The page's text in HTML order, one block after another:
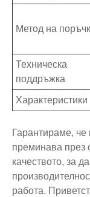
Метод на
Техническа
поддръжка
Характеристики
Гарантираме, че
преминава през
качеството, за
работа.